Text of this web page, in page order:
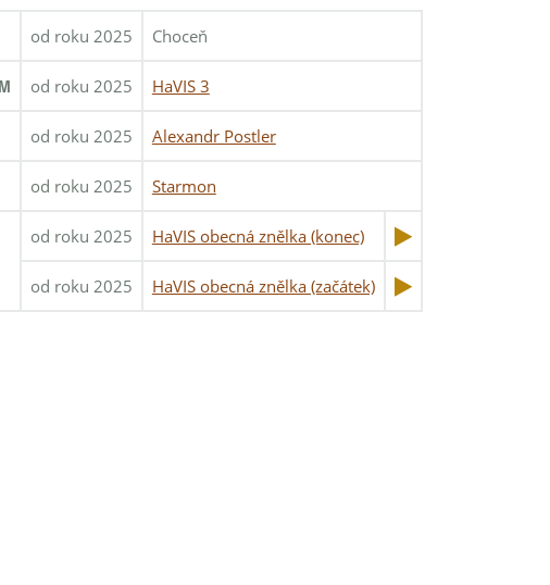
od roku 2025 Choceň
od roku 2025 HaVIS 3
od roku 2025 Alexandr Postler
od roku 2025 Starmon
od roku 2025 HaVIS obecná znělka (konec)
od roku 2025 HaVIS obecná znělka (začátek)